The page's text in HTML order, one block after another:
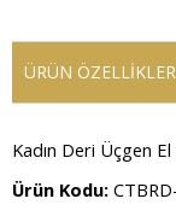
ÜRÜN
Kadın Deri Üçgen
Ürün Kodu: